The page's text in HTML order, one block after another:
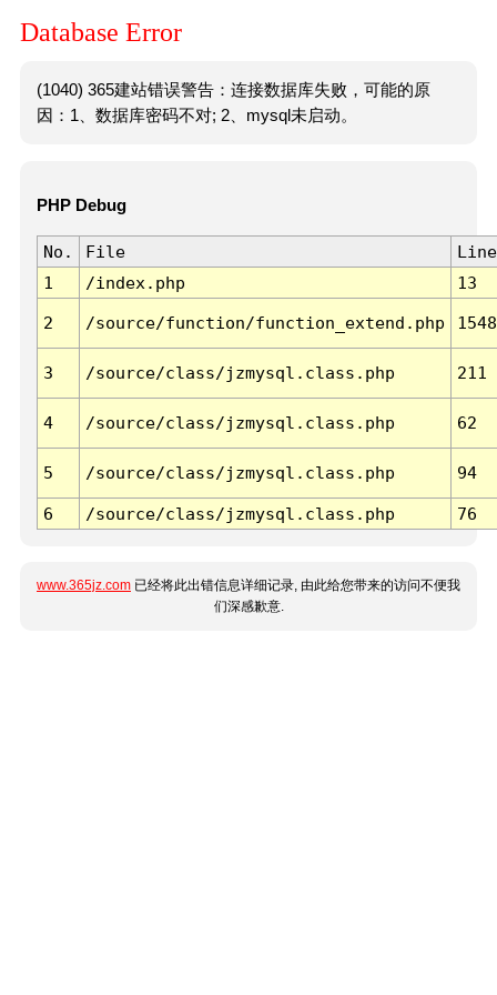
Database Error
(1040) 365建站错误警告：连接数据库失败，可能的原
因：1、数据库密码不对; 2、mysql未启动。
PHP Debug
No. File
Line
1
/index.php 13
2 /source/function/function_extend.php 1548
3 /source/class/jzmysql.class.php 211
4 /source/class/jzmysql.class.php 62
5 /source/class/jzmysql.class.php 94
6 /source/class/jzmysql.class.php 76
www.365jz.com 已经将此出错信息详细记录, 由此给您带来的访问不便我
们深感歉意.